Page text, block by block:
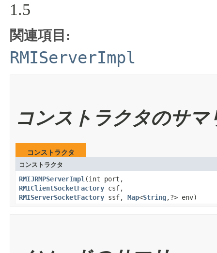
1.5
関連項目:
RMIServerImpl
コンストラクタのサマ
コンストラクタ
コンストラクタ
RMIJRMPServerImpl ​(int port,
RMIClientSocketFactory csf,
RMIServerSocketFactory ssf, Map<String,?> env)